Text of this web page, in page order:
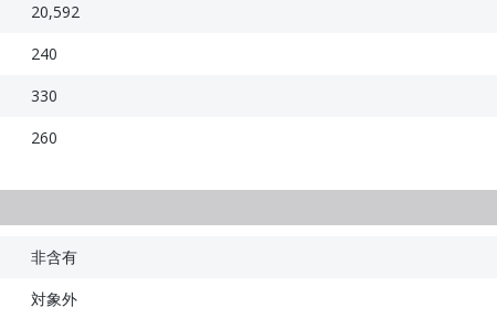
20,592
240
330
260
非含有
対象外